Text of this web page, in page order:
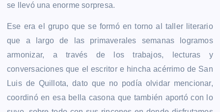
se llevó una enorme sorpresa.
Ese era el grupo que se formó en torno al taller literario
que a largo de las primaverales semanas logramos
armonizar, a través de los trabajos, lecturas y
conversaciones que el escritor e hincha acérrimo de San
Luis de Quillota, dato que no podía olvidar mencionar,
coordinó en esa bella casona que también aportó con lo